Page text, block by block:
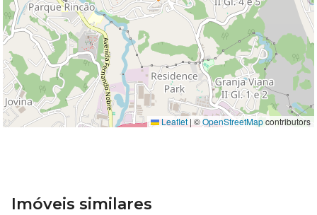
Leaflet | ©OpenStreetMapcontributors
Imóveis similares